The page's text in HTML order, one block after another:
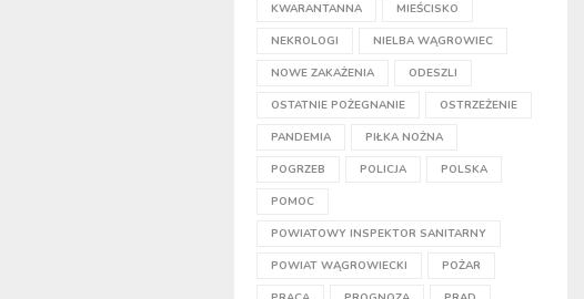
KWARANTANNA MIEŚCISKO
NEKROLOGI NIELBA WĄGROWIEC
NOWE ZAKAŻENIA ODESZLI
OSTATNIE POŻEGNANIE OSTRZEŻENIE
PANDEMIA PIŁKA NOŻNA
POGRZEB POLICJA POLSKA
POMOC
POWIATOWY INSPEKTOR SANITARNY
POWIAT WĄGROWIECKI POŻAR